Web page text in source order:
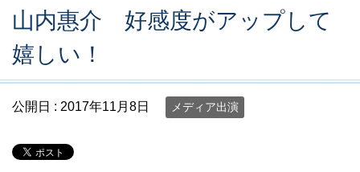
山内惠介 好感度がアップして
嬉しい！
公開日 : 2017年11月8日 メディア出演